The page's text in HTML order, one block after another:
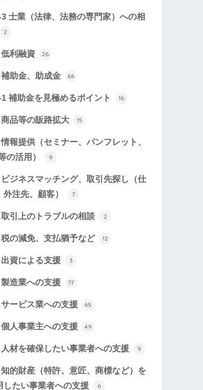
士業（法律、法務の専門家）への相
2
利融資 26
助金、助成金 66
補助金を見極めるポイント 16
品等の販路拡大 15
報提供（セミナー、パンフレット、
の活用）
9
ジネスマッチング、取引先探し（仕
外注先、顧客）
7
引上のトラブルの相談 2
の減免、支払猶予など 12
資による支援 3
造業への支援 77
ービス業への支援 65
人事業主への支援 49
材を確保したい事業者への支援 9
的財産（特許、意匠、商標など）を
したい事業者への支援
6